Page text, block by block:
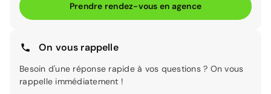
Prendre rendez-vous en agence
On vous rappelle
Besoin d'une réponse rapide à vos questions ? On vous
rappelle immédiatement !